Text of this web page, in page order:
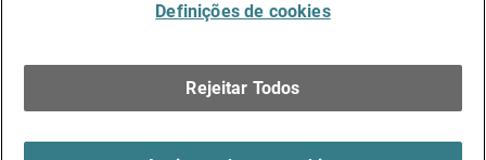
Definições de cookies
Rejeitar Todos